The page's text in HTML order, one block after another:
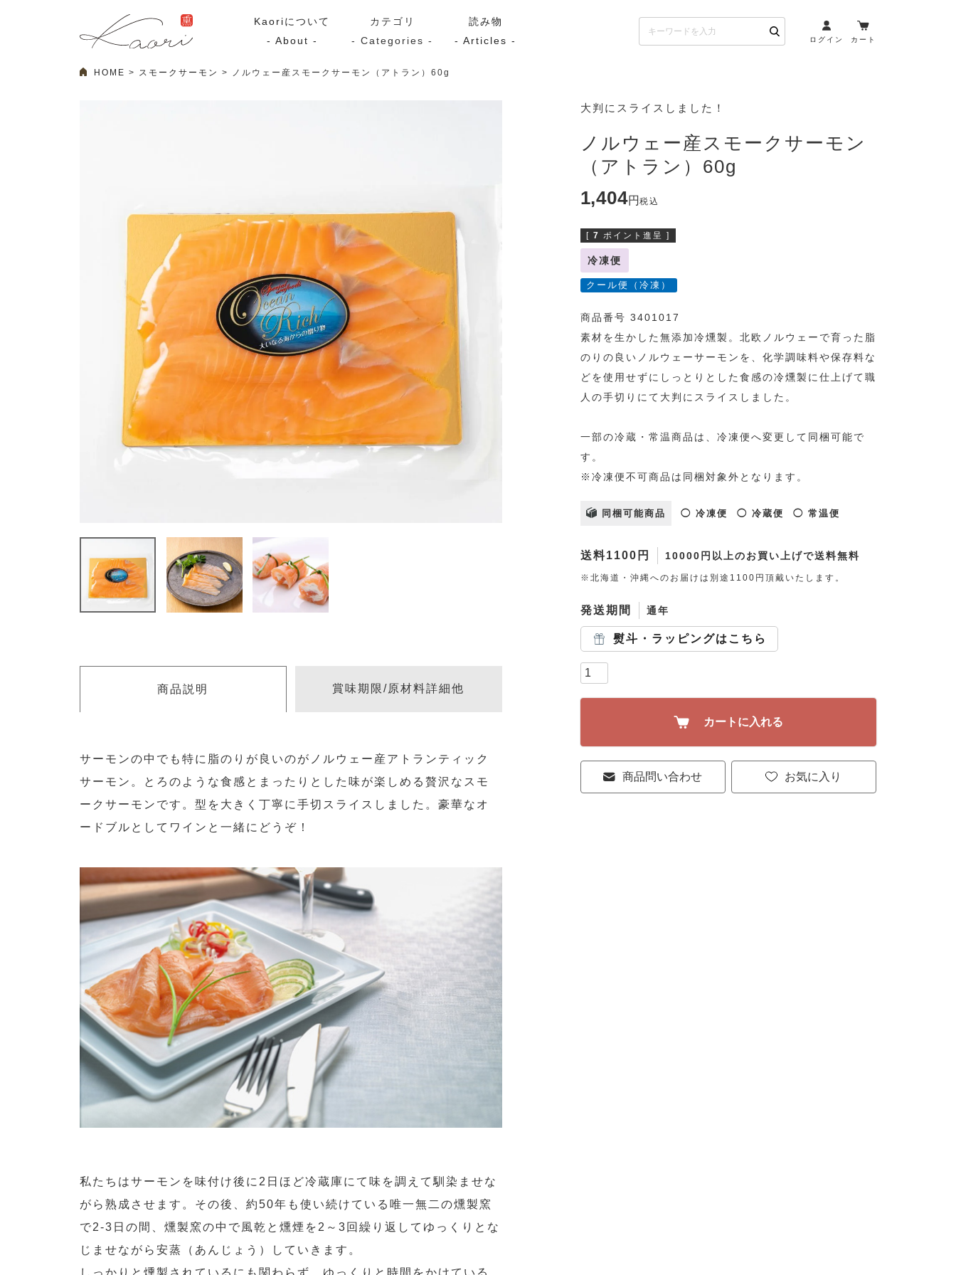
Kaoriについて
- About -
カテゴリ
- Categories -
Kaoriセレクト
ワイン・スパークリング
ウイスキー・ブランデー
特集・期間限定セール 送料無料 サブスク（定期コース・頒布会）
読み物
- Articles -
ログイン カート
HOME スモークサーモン ノルウェー産スモークサーモン（アトラン）60g
大判にスライスしました！
ノルウェー産スモークサーモン
（アトラン）60g
1,404
税込
[ 7 ポイント進呈 ]
冷凍便
クール便（冷凍）
商品番号 3401017
素材を生かした無添加冷燻製。北欧ノルウェーで育った脂
のりの良いノルウェーサーモンを、化学調味料や保存料な
どを使用せずにしっとりとした食感の冷燻製に仕上げて職
人の手切りにて大判にスライスしました。
一部の冷蔵・常温商品は、冷凍便へ変更して同梱可能で
す。
※冷凍便不可商品は同梱対象外となります。
同梱可能商品 ◯ 冷凍便 ◯ 冷蔵便 ◯ 常温便
送料1100円 10000円以上のお買い上げで送料無料
※北海道・沖縄へのお届けは別途1100円頂戴いたします。
発送期間 通年
熨斗・ラッピングはこちら
お気に入り
カートに入れる
商品問い合わせ
商品説明 賞味期限/原材料詳細他
サーモンの中でも特に脂のりが良いのがノルウェー産アトランティック
サーモン。とろのような食感とまったりとした味が楽しめる贅沢なスモ
ークサーモンです。型を大きく丁寧に手切スライスしました。豪華なオ
ードブルとしてワインと一緒にどうぞ！
私たちはサーモンを味付け後に2日ほど冷蔵庫にて味を調えて馴染ませな
がら熟成させます。その後、約50年も使い続けている唯一無二の燻製窯
で2-3日の間、燻製窯の中で風乾と燻煙を2～3回繰り返してゆっくりとな
じませながら安蒸（あんじょう）していきます。